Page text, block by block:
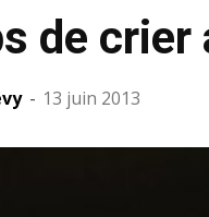
de crier
- 13 juin 2013